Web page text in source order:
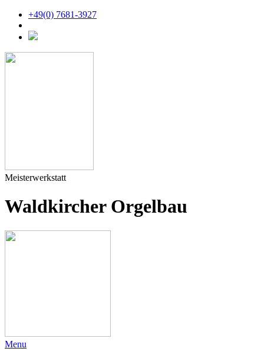
+49(0) 7681-3927
Meisterwerkstatt
Waldkircher Orgelbau
Menu